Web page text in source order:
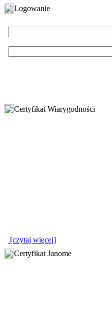
Logowanie
Certyfikat Wiarygodności
[czytaj więcej]
Certyfikat Janome